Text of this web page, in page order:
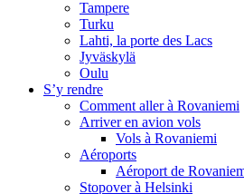
Tampere
Turku
Lahti, la porte des Lacs
Jyväskylä
Oulu
S’y rendre
Comment aller à Rovaniemi
Arriver en avion vols
Vols à Rovaniemi
Aéroports
Aéroport de
Stopover à Helsinki